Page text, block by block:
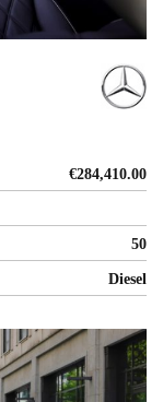
€284,410.00
50
Diesel